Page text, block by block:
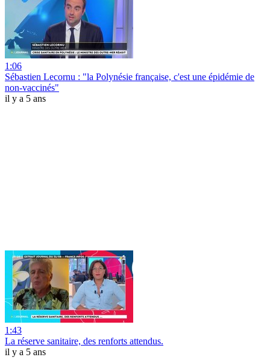
1:06
Sébastien Lecornu : "la Polynésie française, c'est une épidémie de
non-vaccinés"
il y a 5 ans
1:43
La réserve sanitaire, des renforts attendus.
il y a 5 ans